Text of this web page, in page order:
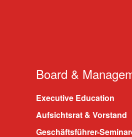
Board &
Executive Education
Aufsichtsrat & Vorstand
Geschäftsführer-